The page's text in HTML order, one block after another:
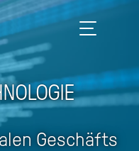
Geschäfts